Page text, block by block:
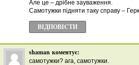
Але це – дрібне зауваження.
Самотужки підняти таку справу –
ВІДПОВІCТИ
shaman коментує:
самотужки? ага, самотужки.